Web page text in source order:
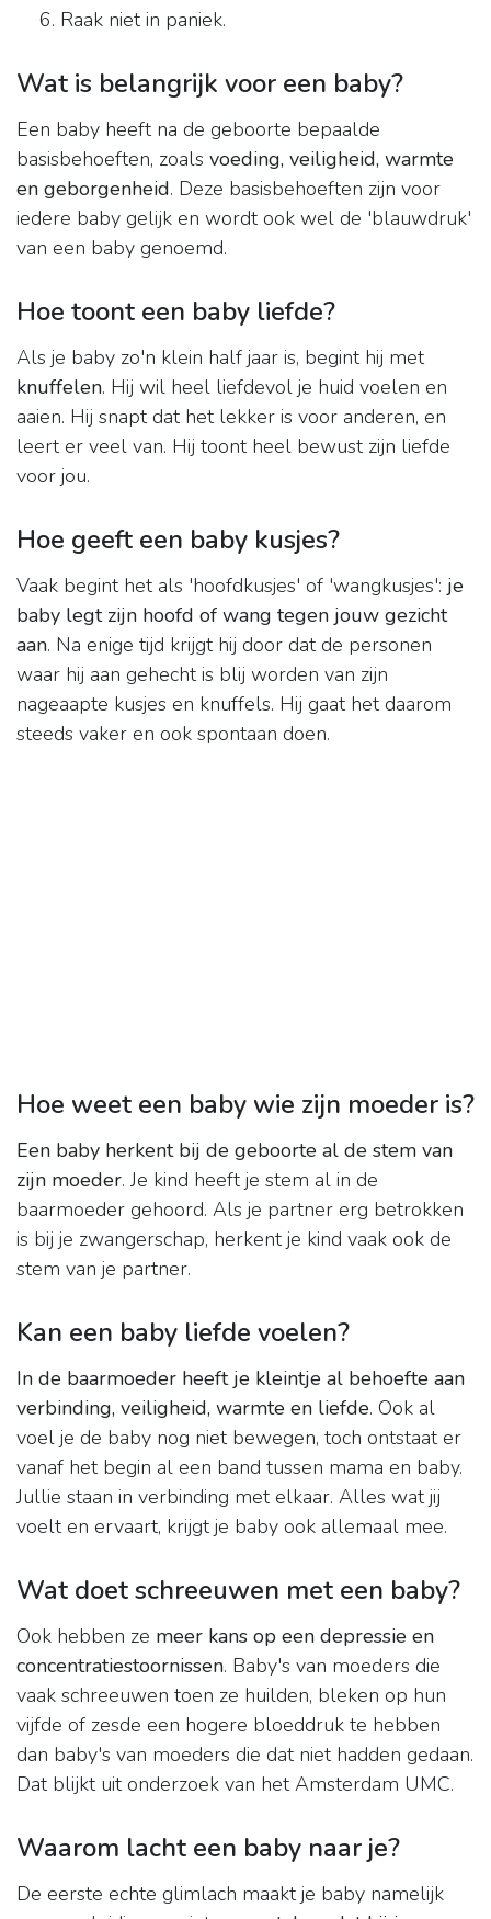
Raak niet in paniek.
Wat is belangrijk voor een baby?
Een baby heeft na de geboorte bepaalde
basisbehoeften, zoals voeding, veiligheid, warmte
en geborgenheid. Deze basisbehoeften zijn voor
iedere baby gelijk en wordt ook wel de 'blauwdruk'
van een baby genoemd.
Hoe toont een baby liefde?
Als je baby zo'n klein half jaar is, begint hij met
knuffelen. Hij wil heel liefdevol je huid voelen en
aaien. Hij snapt dat het lekker is voor anderen, en
leert er veel van. Hij toont heel bewust zijn liefde
voor jou.
Hoe geeft een baby kusjes?
Vaak begint het als 'hoofdkusjes' of 'wangkusjes': je
baby legt zijn hoofd of wang tegen jouw gezicht
aan. Na enige tijd krijgt hij door dat de personen
waar hij aan gehecht is blij worden van zijn
nageaapte kusjes en knuffels. Hij gaat het daarom
steeds vaker en ook spontaan doen.
Hoe weet een baby wie zijn moeder is?
Een baby herkent bij de geboorte al de stem van
zijn moeder. Je kind heeft je stem al in de
baarmoeder gehoord. Als je partner erg betrokken
is bij je zwangerschap, herkent je kind vaak ook de
stem van je partner.
Kan een baby liefde voelen?
In de baarmoeder heeft je kleintje al behoefte aan
verbinding, veiligheid, warmte en liefde. Ook al
voel je de baby nog niet bewegen, toch ontstaat er
vanaf het begin al een band tussen mama en baby.
Jullie staan in verbinding met elkaar. Alles wat jij
voelt en ervaart, krijgt je baby ook allemaal mee.
Wat doet schreeuwen met een baby?
Ook hebben ze meer kans op een depressie en
concentratiestoornissen. Baby's van moeders die
vaak schreeuwen toen ze huilden, bleken op hun
vijfde of zesde een hogere bloeddruk te hebben
dan baby's van moeders die dat niet hadden gedaan.
Dat blijkt uit onderzoek van het Amsterdam UMC.
Waarom lacht een baby naar je?
De eerste echte glimlach maakt je baby namelijk